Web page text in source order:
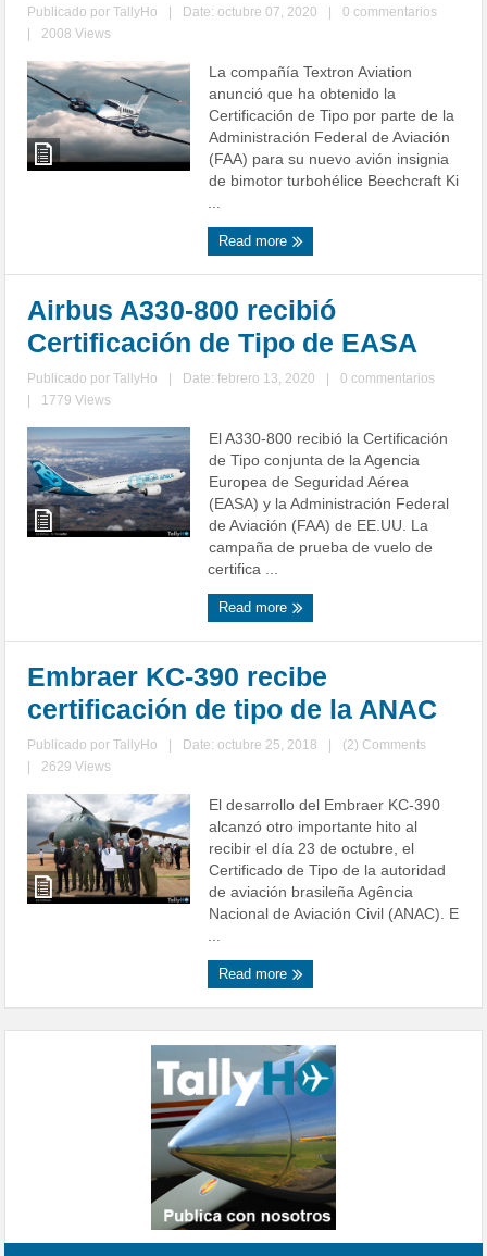
Publicado porTallyHo Date: octubre 07, 2020
0 commentarios
2008 Views
La compañía Textron Aviation
anunció que ha obtenido la
Certificación de Tipo por parte de la
Administración Federal de Aviación
(FAA) para su nuevo avión insignia
de bimotor turbohélice Beechcraft Ki
...
Read more
Airbus A330-800 recibió
Certificación de Tipo de EASA
Publicado porTallyHo Date: febrero 13, 2020
0 commentarios
1779 Views
El A330-800 recibió la Certificación
de Tipo conjunta de la Agencia
Europea de Seguridad Aérea
(EASA) y la Administración Federal
de Aviación (FAA) de EE.UU. La
campaña de prueba de vuelo de
certifica ...
Read more
Embraer KC-390 recibe
certificación de tipo de la ANAC
Publicado porTallyHo Date: octubre 25, 2018
(2) Comments
2629 Views
El desarrollo del Embraer KC-390
alcanzó otro importante hito al
recibir el día 23 de octubre, el
Certificado de Tipo de la autoridad
de aviación brasileña Agência
Nacional de Aviación Civil (ANAC). E
...
Read more